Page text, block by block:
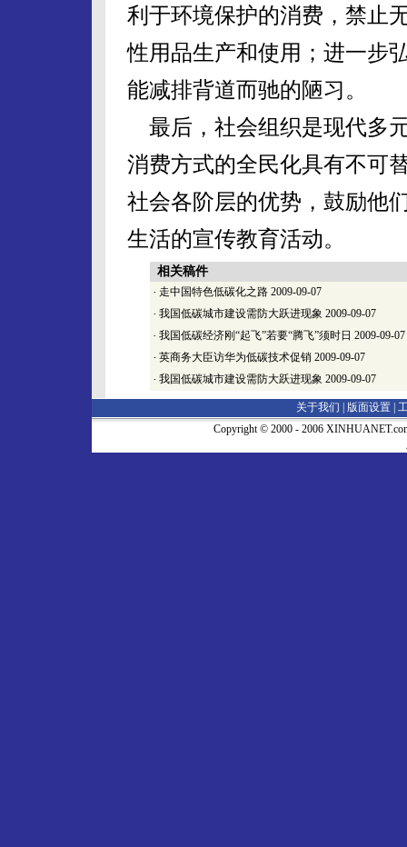
利于环境保护的消费，禁止
性用品生产和使用；进一步
能减排背道而驰的陋习。
最后，社会组织是现代多
消费方式的全民化具有不可
社会各阶层的优势，鼓励他
生活的宣传教育活动。
相关稿件
· 走中国特色低碳化之路 2009-09-07
· 我国低碳城市建设需防大跃进现象 2009-09-07
· 我国低碳经济刚“起飞”若要“腾飞”须时日 2009-09-07
· 英商务大臣访华为低碳技术促销 2009-09-07
· 我国低碳城市建设需防大跃进现象 2009-09-07
关于我们 | 版面设置
Copyright © 2000 - 2006